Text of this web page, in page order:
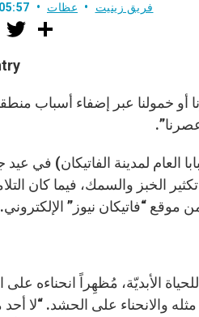
فريق زينيت عظات
F
a
e
b
o
k
w
r
أو خمولنا عبر إضفاء أسباب
العام لمدينة الفاتيكان) في
مُتوقّفاً عند نصّ تكثير الخبز والسمك، فيما
“فاتيكان نيوز” الإلكتروني.
الأبديّة، مُظهِراً انحناءه على
والانحناء على الحشد. “لا